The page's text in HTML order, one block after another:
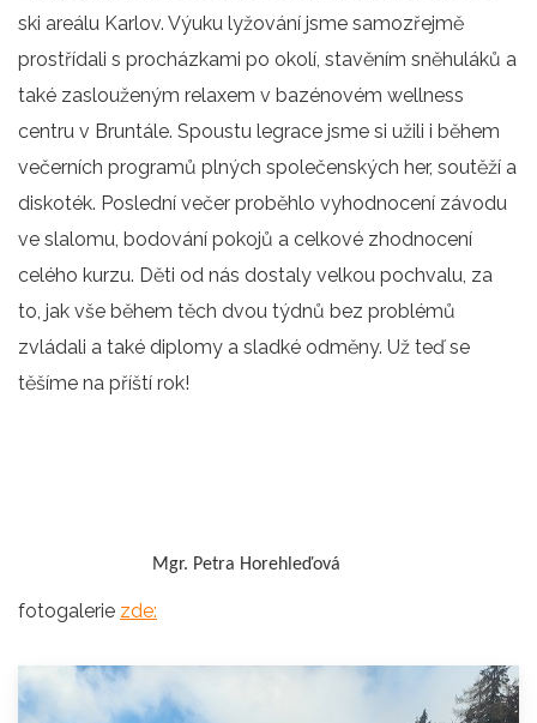
ski areálu Karlov. Výuku lyžování jsme samozřejmě
prostřídali s procházkami po okolí, stavěním sněhuláků a
také zaslouženým relaxem v bazénovém wellness
centru v Bruntále. Spoustu legrace jsme si užili i během
večerních programů plných společenských her, soutěží a
diskoték. Poslední večer proběhlo vyhodnocení závodu
ve slalomu, bodování pokojů a celkové zhodnocení
celého kurzu. Děti od nás dostaly velkou pochvalu, za
to, jak vše během těch dvou týdnů bez problémů
zvládali a také diplomy a sladké odměny. Už teď se
těšíme na příští rok!
Mgr. Petra Horehleďová
fotogalerie zde: